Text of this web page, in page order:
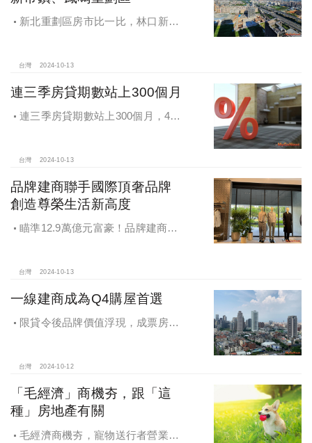
新北重劃區房市比一比，林口新市
台灣 2024-10-13
連三季房貸期數站上300個月
連三季房貸期數站上300個月，4都
台灣 2024-10-13
品牌建商聯手國際頂奢品牌
創造尊榮生活新高度
瞄準12.9萬億元富豪！品牌建商聯
台灣 2024-10-13
一線建商成為Q4購屋首選
限貸令後品牌價值浮現，成票房保
台灣 2024-10-12
「毛經濟」商機夯，跟「這
種」房地產有關
毛經濟商機夯，寵物送行者營業額